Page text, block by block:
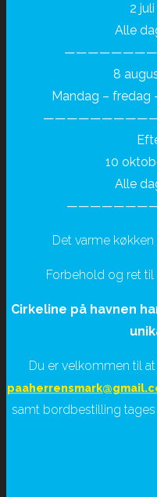
2
Alle
8
Mandag – fredag
10
Alle
Det varme
Forbehold og ret
Cirkeline på havnen
Du er velkommen til
samt bordbestilling